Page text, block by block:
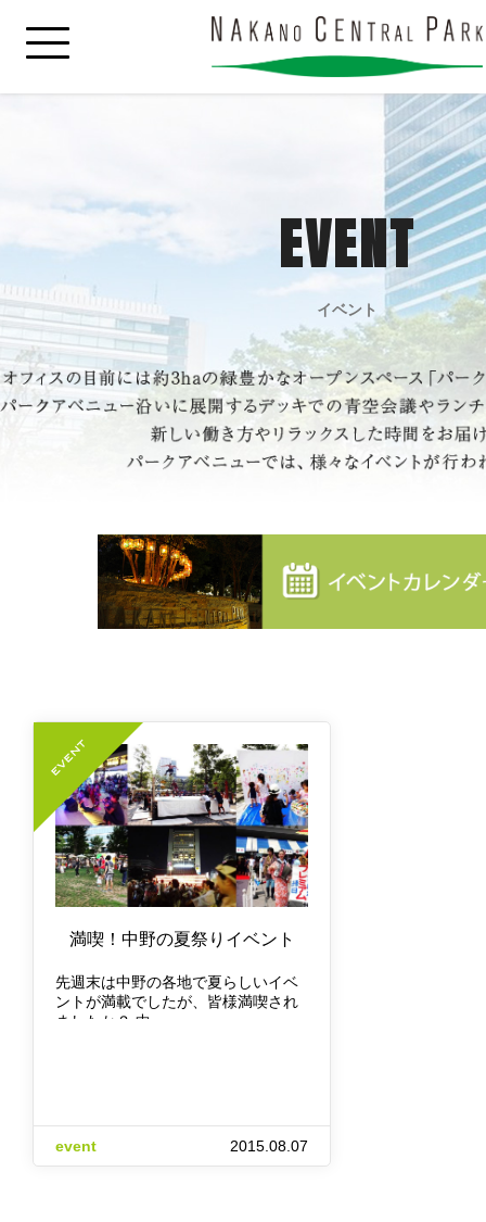
EVENT
イベント
満喫！中野の夏祭りイベント
先週末は中野の各地で夏らしいイベ
ントが満載でしたが、皆様満喫され
ましたか？ 中…
event 2015.08.07